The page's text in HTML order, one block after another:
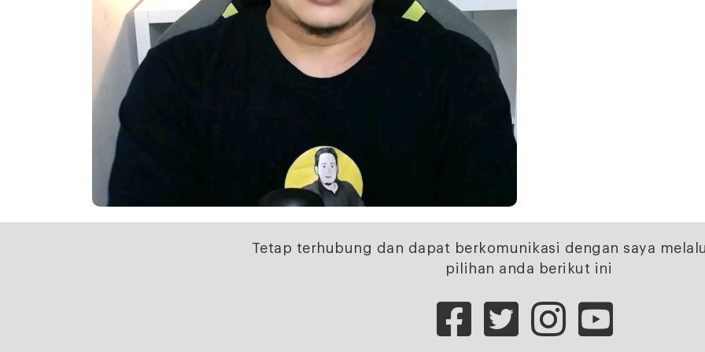
Tetap terhubung dan dapat berkomunikasi dengan saya
pilihan anda berikut ini